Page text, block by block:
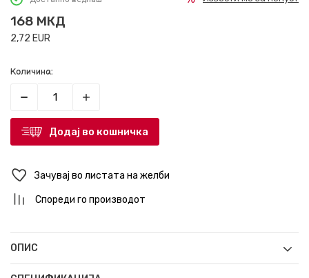
168 МКД
2,72 EUR
Количина:
Додај во кошничка
Зачувај во листата на желби
Спореди го производот
ОПИС